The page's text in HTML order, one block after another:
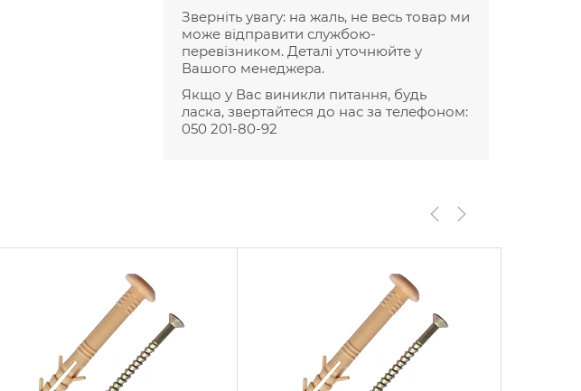
Зверніть увагу: на жаль, не весь товар ми
може відправити службою-
перевізником. Деталі уточнюйте у
Вашого менеджера.
Якщо у Вас виникли питання, будь
ласка, звертайтеся до нас за телефоном:
050 201-80-92